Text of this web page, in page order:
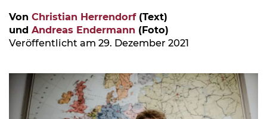
Von Christian Herrendorf(Text)
und Andreas Endermann (Foto)
Veröffentlicht am 29. Dezember 2021